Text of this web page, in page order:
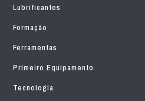
Lubrificantes
Formação
Ferramentas
Primeiro Equipamento
Tecnologia